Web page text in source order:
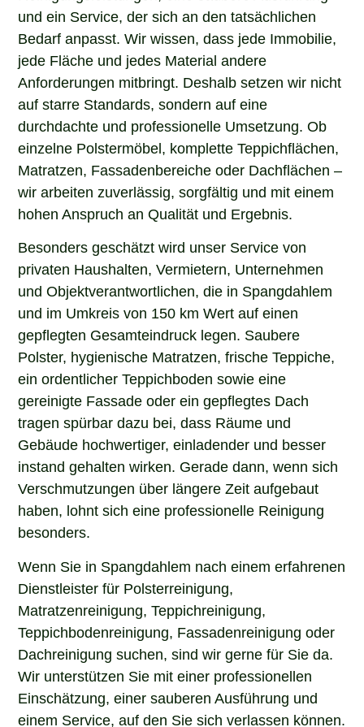
und ein Service, der sich an den tatsächlichen
Bedarf anpasst. Wir wissen, dass jede Immobilie,
jede Fläche und jedes Material andere
Anforderungen mitbringt. Deshalb setzen wir nicht
auf starre Standards, sondern auf eine
durchdachte und professionelle Umsetzung. Ob
einzelne Polstermöbel, komplette Teppichflächen,
Matratzen, Fassadenbereiche oder Dachflächen –
wir arbeiten zuverlässig, sorgfältig und mit einem
hohen Anspruch an Qualität und Ergebnis.
Besonders geschätzt wird unser Service von
privaten Haushalten, Vermietern, Unternehmen
und Objektverantwortlichen, die in Spangdahlem
und im Umkreis von 150 km Wert auf einen
gepflegten Gesamteindruck legen. Saubere
Polster, hygienische Matratzen, frische Teppiche,
ein ordentlicher Teppichboden sowie eine
gereinigte Fassade oder ein gepflegtes Dach
tragen spürbar dazu bei, dass Räume und
Gebäude hochwertiger, einladender und besser
instand gehalten wirken. Gerade dann, wenn sich
Verschmutzungen über längere Zeit aufgebaut
haben, lohnt sich eine professionelle Reinigung
besonders.
Wenn Sie in Spangdahlem nach einem erfahrenen
Dienstleister für Polsterreinigung,
Matratzenreinigung, Teppichreinigung,
Teppichbodenreinigung, Fassadenreinigung oder
Dachreinigung suchen, sind wir gerne für Sie da.
Wir unterstützen Sie mit einer professionellen
Einschätzung, einer sauberen Ausführung und
einem Service, auf den Sie sich verlassen können.